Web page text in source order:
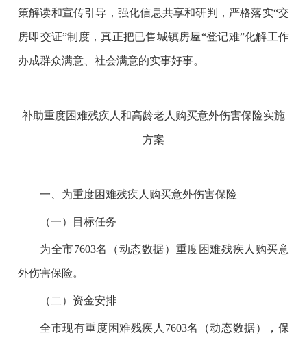
策解读和宣传引导，强化信息共享和研判，严格落实“交
房即交证”制度，真正把已售城镇房屋“登记难”化解工作
办成群众满意、社会满意的实事好事。
补助重度困难残疾人和高龄老人 购买意外伤害保险实施
方案
一、 为重度困难残疾人购买意外伤害保险
（一） 目标任务
为全市7603名（动态数据） 重度困难残疾人 购买意
外伤害保险。
（二）资金安排
全市现有重度困难残疾人 7603名 （动态数据） ， 保